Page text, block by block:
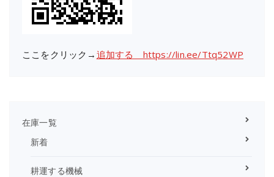
ここをクリック→ 追加する https://lin.ee/Ttq52WP
在庫一覧
新着
耕運する機械